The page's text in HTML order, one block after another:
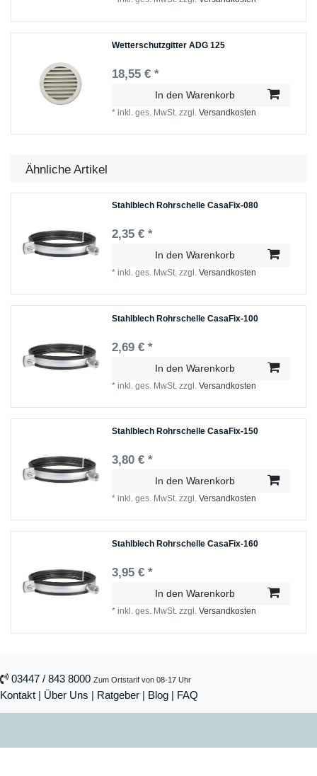
Wetterschutzgitter ADG 125
18,55 € *
In den Warenkorb
*inkl. ges. MwSt. zzgl.Versandkosten
Ähnliche Artikel
Stahlblech Rohrschelle CasaFix-080
2,35 € *
In den Warenkorb
*inkl. ges. MwSt. zzgl.Versandkosten
Stahlblech Rohrschelle CasaFix-100
2,69 € *
In den Warenkorb
*inkl. ges. MwSt. zzgl.Versandkosten
Stahlblech Rohrschelle CasaFix-150
3,80 € *
In den Warenkorb
*inkl. ges. MwSt. zzgl.Versandkosten
Stahlblech Rohrschelle CasaFix-160
3,95 € *
In den Warenkorb
*inkl. ges. MwSt. zzgl.Versandkosten
03447 / 843 8000 Zum Ortstarif von 08-17 Uhr
Kontakt | Über Uns | Ratgeber | Blog | FAQ